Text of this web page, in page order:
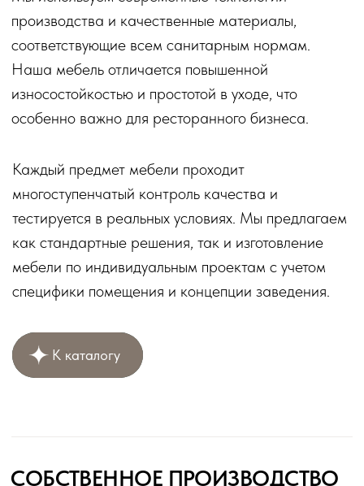
Сыграй прямо сейчас и получи скидку на покупку
Играй и получай скидки
Создай крутой ресторан в нашей игре, а мы
поможем создать стильный и уютный интерьер
для ваших гостей.